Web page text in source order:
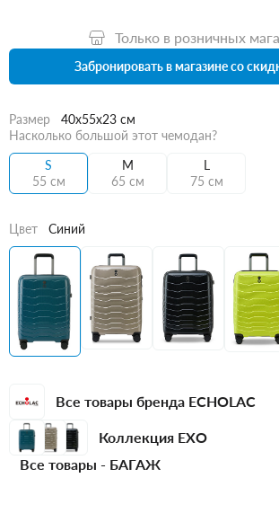
Только в розничных
Забронировать в магазине со
Размер
40x55x23 см
Насколько большой этот чемодан?
S
55 см
M
65 см
L
75 см
Цвет Синий
Все товары бренда ECHOLAC
Коллекция EXO
Все товары - БАГАЖ